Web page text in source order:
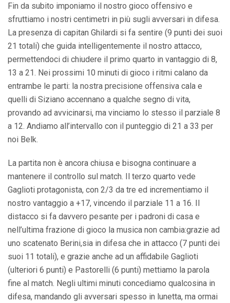
Fin da subito imponiamo il nostro gioco offensivo e
sfruttiamo i nostri centimetri in più sugli avversari in difesa.
La presenza di capitan Ghilardi si fa sentire (9 punti dei suoi
21 totali) che guida intelligentemente il nostro attacco,
permettendoci di chiudere il primo quarto in vantaggio di 8,
13 a 21. Nei prossimi 10 minuti di gioco i ritmi calano da
entrambe le parti: la nostra precisione offensiva cala e
quelli di Siziano accennano a qualche segno di vita,
provando ad avvicinarsi, ma vinciamo lo stesso il parziale 8
a 12. Andiamo all’intervallo con il punteggio di 21 a 33 per
noi Belk.
La partita non è ancora chiusa e bisogna continuare a
mantenere il controllo sul match. Il terzo quarto vede
Gaglioti protagonista, con 2/3 da tre ed incrementiamo il
nostro vantaggio a +17, vincendo il parziale 11 a 16. Il
distacco si fa davvero pesante per i padroni di casa e
nell’ultima frazione di gioco la musica non cambia:grazie ad
uno scatenato Berini,sia in difesa che in attacco (7 punti dei
suoi 11 totali), e grazie anche ad un affidabile Gaglioti
(ulteriori 6 punti) e Pastorelli (6 punti) mettiamo la parola
fine al match. Negli ultimi minuti concediamo qualcosina in
difesa, mandando gli avversari spesso in lunetta, ma ormai